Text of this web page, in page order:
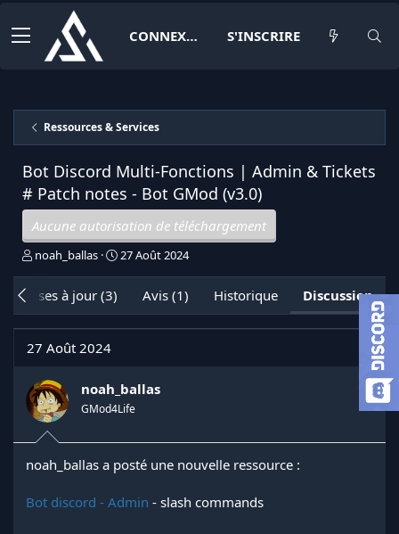
CONNEXION S'INSCRIRE
Ressources & Services
Bot Discord Multi-Fonctions | Admin & Tickets
# Patch notes - Bot GMod (v3.0)
Aucune autorisation de téléchargement
I
i
t
u
r
d
l
a
s
noah_ballas
D
d
b
u
t
27 Août 2024
Mises à jour (3) Avis (1) Historique Discussion
27 Août 2024
noah_ballas
GMod4Life
noah_ballas a posté une nouvelle ressource :
Bot discord - Admin - slash commands